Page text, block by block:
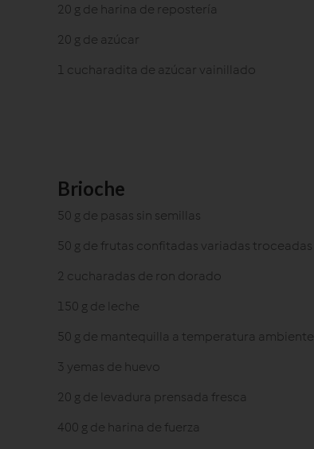
20 g de harina de repostería
20 g de azúcar
1 cucharadita de azúcar vainillado
Brioche
50 g de pasas sin semillas
50 g de frutas confitadas variadas troceadas
2 cucharadas de ron dorado
150 g de leche
50 g de mantequilla a temperatura ambiente
3 yemas de huevo
20 g de levadura prensada fresca
400 g de harina de fuerza